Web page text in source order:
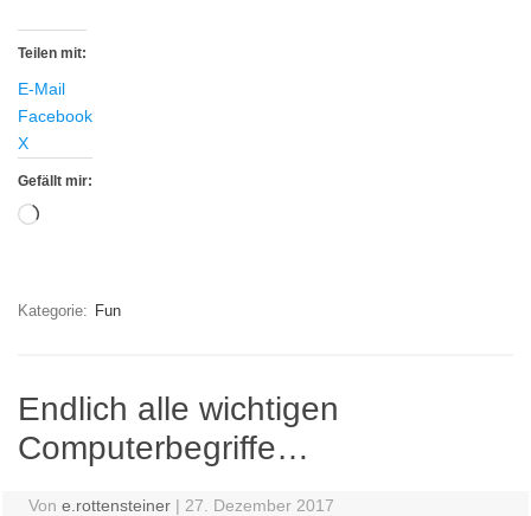
Teilen mit:
E-Mail
Facebook
X
Gefällt mir:
Wird
Kategorie: Fun
Endlich alle wichtigen
Computerbegriffe…
Vone.rottensteiner | 27. Dezember 2017